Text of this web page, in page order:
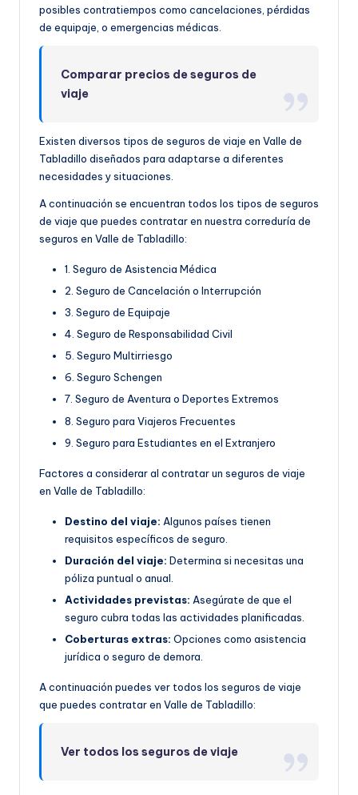
posibles contratiempos como cancelaciones, pérdidas
de equipaje, o emergencias médicas.
Comparar precios de seguros de
viaje
Existen diversos tipos de seguros de viaje en Valle de
Tabladillo diseñados para adaptarse a diferentes
necesidades y situaciones.
A continuación se encuentran todos los tipos de seguros
de viaje que puedes contratar en nuestra correduría de
seguros en Valle de Tabladillo:
1. Seguro de Asistencia Médica
2. Seguro de Cancelación o Interrupción
3. Seguro de Equipaje
4. Seguro de Responsabilidad Civil
5. Seguro Multirriesgo
6. Seguro Schengen
7. Seguro de Aventura o Deportes Extremos
8. Seguro para Viajeros Frecuentes
9. Seguro para Estudiantes en el Extranjero
Factores a considerar al contratar un seguros de viaje
en Valle de Tabladillo:
Destino del viaje: Algunos países tienen
requisitos específicos de seguro.
Duración del viaje: Determina si necesitas una
póliza puntual o anual.
Actividades previstas: Asegúrate de que el
seguro cubra todas las actividades planificadas.
Coberturas extras: Opciones como asistencia
jurídica o seguro de demora.
A continuación puedes ver todos los seguros de viaje
que puedes contratar en Valle de Tabladillo:
Ver todos los seguros de viaje